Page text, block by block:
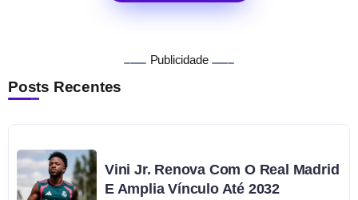
Publicidade
Posts Recentes
Vini Jr. Renova Com O Real Madrid
E Amplia Vínculo Até 2032